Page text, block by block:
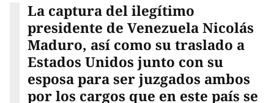
La captura del ilegítimo
presidente de Venezuela Nicolás
Maduro, así como su traslado a
Estados Unidos junto con su
esposa para ser juzgados ambos
por los cargos que en este país se